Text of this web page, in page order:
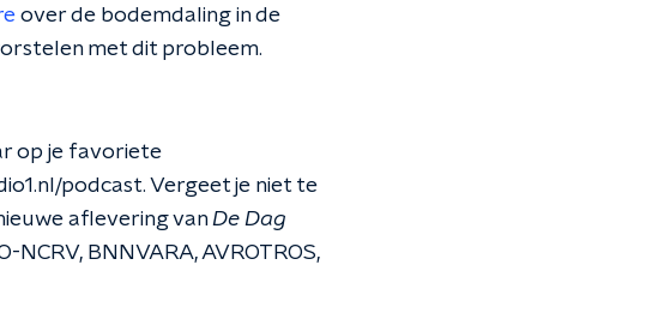
over de bodemdaling in de
met dit probleem.
op je favoriete
podcast. Vergeet je niet te
aflevering vanDe Dag
NCRV, BNNVARA, AVROTROS,